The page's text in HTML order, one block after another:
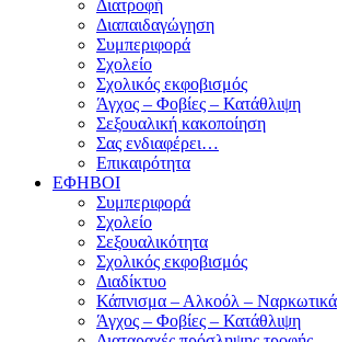
Διατροφή
Διαπαιδαγώγηση
Συμπεριφορά
Σχολείο
Σχολικός εκφοβισμός
Άγχος – Φοβίες – Κατάθλιψη
Σεξουαλική κακοποίηση
Σας ενδιαφέρει…
Επικαιρότητα
ΕΦΗΒΟΙ
Συμπεριφορά
Σχολείο
Σεξουαλικότητα
Σχολικός εκφοβισμός
Διαδίκτυο
Κάπνισμα – Αλκοόλ – Ναρκωτικά
Άγχος – Φοβίες – Κατάθλιψη